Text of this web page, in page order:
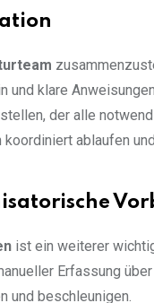
und klare
der alle
ablaufen
ist ein weiterer
Erfassung
und beschleunigen.